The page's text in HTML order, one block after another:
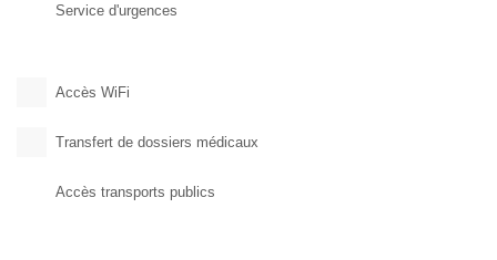
Service d'urgences
Accès WiFi
Transfert de dossiers médicaux
Accès transports publics